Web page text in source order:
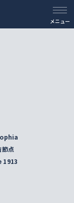
メニュー
点